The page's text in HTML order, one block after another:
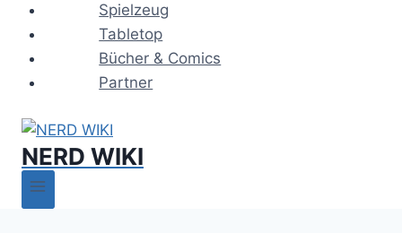
Spielzeug
Tabletop
Bücher & Comics
Partner
NERD WIKI